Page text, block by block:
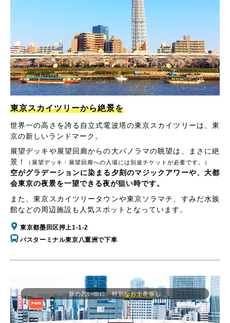
東京スカイツリーから絶景を
世界一の高さを誇る自立式電波塔の東京スカイツリーは、東
京の新しいランドマーク。
展望デッキや展望回廊からの大パノラマの眺望は、まさに絶
景！
（展望デッキ・展望回廊への入場には別途チケットが必要です。）
空がグラデーションに染まる夕刻のマジックアワーや、大都
会東京の夜景を一望できる夜が狙い時です。
また、東京スカイツリータウンや東京ソラマチ、すみだ水族
館などの周辺施設も人気スポットとなっています。
東京都墨田区押上1-1-2
バスターミナル東京八重洲で下車
旅の思い出に、特別なお土産探し